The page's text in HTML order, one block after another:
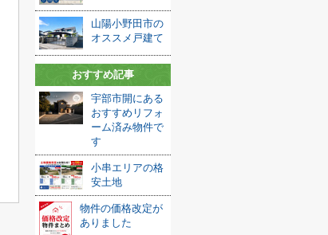
山陽小野田市の
オススメ戸建て
おすすめ記事
宇部市開にある
おすすめリフォ
ーム済み物件で
す
小串エリアの格
安土地
物件の価格改定が
ありました